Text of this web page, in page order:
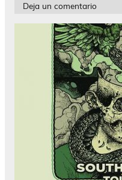
Deja un comentario